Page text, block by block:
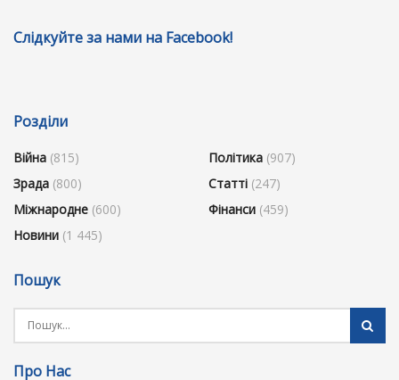
Слідкуйте за нами на Facebook!
Розділи
Війна (815)
Зрада (800)
Міжнародне (600)
Новини (1 445)
Політика (907)
Статті (247)
Фінанси (459)
Пошук
Про Нас